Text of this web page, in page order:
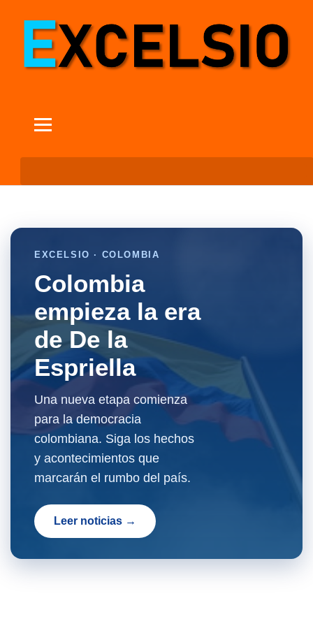
EXCELSIO · COLOMBIA
Colombia
empieza la era
de De la
Espriella
Una nueva etapa comienza
para la democracia
colombiana. Siga los hechos
y acontecimientos que
marcarán el rumbo del país.
Leer noticias →